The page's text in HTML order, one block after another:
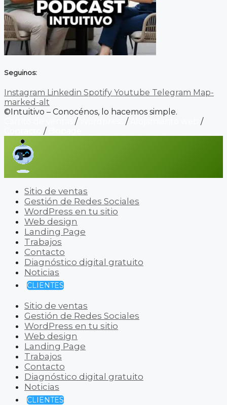
Seguinos:
Instagram Linkedin Spotify Youtube Telegram Map-
marked-alt
©Intuitivo – Conocénos, lo hacemos simple.
/ /
/
/
Sitio de ventas
Gestión de Redes Sociales
WordPress en tu sitio
Web design
Landing Page
Trabajos
Contacto
Diagnóstico digital gratuito
Noticias
CLIENTES
Sitio de ventas
Gestión de Redes Sociales
WordPress en tu sitio
Web design
Landing Page
Trabajos
Contacto
Diagnóstico digital gratuito
Noticias
CLIENTES